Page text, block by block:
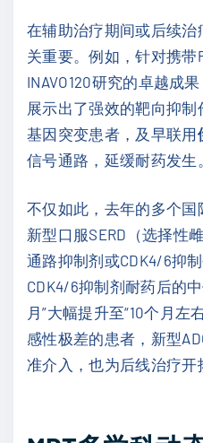
在辅助治疗期间或后续
关重要。例如，针对携带
INAVO120研究的卓越成
展示出了强效的靶向抑
基因突变患者，及早联用
信号通路，延缓耐药发生。
不仅如此，去年的多个
新型口服SERD（选择性
通路抑制剂或CDK4/6抑
CDK4/6抑制剂耐药后的
月”大幅提升至“10个月左
感性极差的患者，新型
准介入，也为后线治疗开